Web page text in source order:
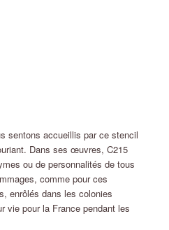
sentons accueillis par ce stencil
Dans ses œuvres, C215
ou de personnalités de tous
comme pour ces
enrôlés dans les colonies
vie pour la France pendant les